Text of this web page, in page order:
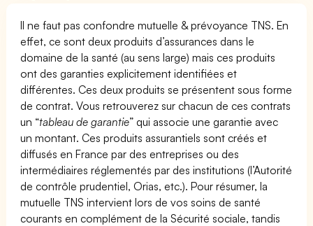
Il ne faut pas confondre mutuelle & prévoyance TNS. En
effet, ce sont deux produits d’assurances dans le
domaine de la santé (au sens large) mais ces produits
ont des garanties explicitement identifiées et
différentes. Ces deux produits se présentent sous forme
de contrat. Vous retrouverez sur chacun de ces contrats
un “tableau de garantie” qui associe une garantie avec
un montant. Ces produits assurantiels sont créés et
diffusés en France par des entreprises ou des
intermédiaires réglementés par des institutions (l’Autorité
de contrôle prudentiel, Orias, etc.). Pour résumer, la
mutuelle TNS intervient lors de vos soins de santé
courants en complément de la Sécurité sociale, tandis